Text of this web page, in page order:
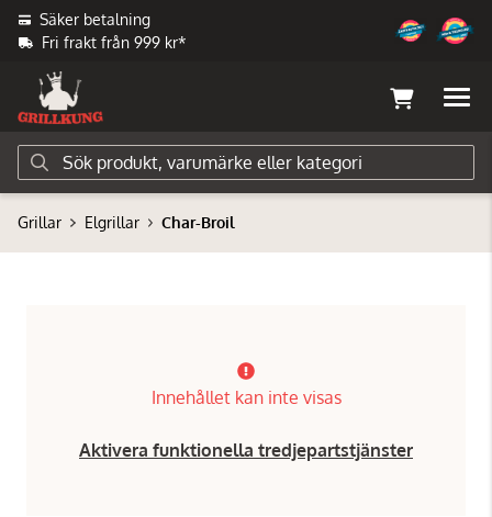
Säker betalning
Fri frakt från 999 kr*
Grillar Elgrillar Char-Broil
Innehållet kan inte visas
Aktivera funktionella tredjepartstjänster